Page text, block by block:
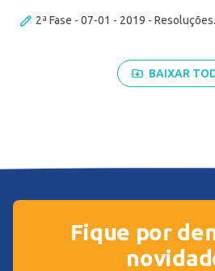
2ª Fase - 07-01 - 2019 -
BAIXAR
Fique por